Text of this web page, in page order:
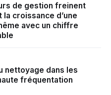
de gestion freinent
croissance d’une
avec un chiffre
nettoyage dans les
fréquentation